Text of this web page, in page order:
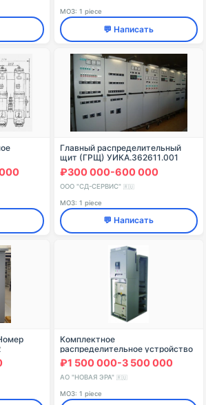
МОЗ: 1 piece
💬 Написать
10КC»
Главный распределительный
щит (ГРЩ) УИКА.362611.001
₽300 000-600 000
ООО "СД-СЕРВИС" 🇷🇺
МОЗ: 1 piece
💬 Написать
Комплектное
распределительное устройство
6(10)кВ серии К-304 НЭ
₽1 500 000-3 500 000
АО "НОВАЯ ЭРА" 🇷🇺
МОЗ: 1 piece